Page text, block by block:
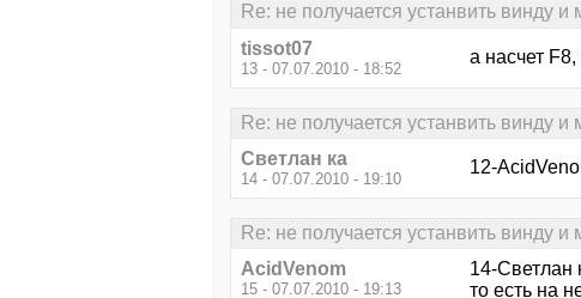
Re: не получается устанвить винду
tissot07
13 - 07.07.2010 - 18:52
а насчет
Re: не получается устанвить винду
Светлан ка
14 - 07.07.2010 - 19:10
12-
Re: не получается устанвить винду
AcidVenom
15 - 07.07.2010 - 19:13
14-Светлан
то есть на